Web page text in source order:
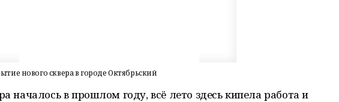
нового сквера в городе Октябрьский
началось в прошлом году, всё лето здесь кипела работа и